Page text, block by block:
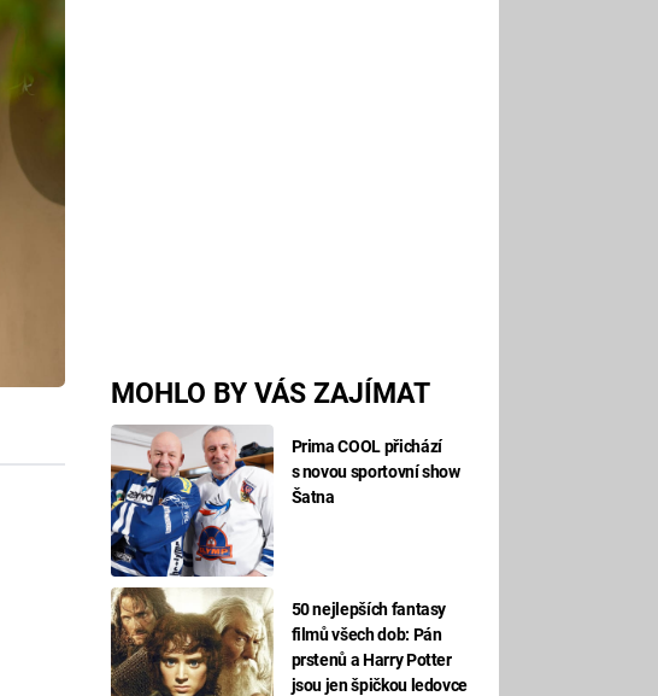
MOHLO BY VÁS ZAJÍMAT
Prima COOL přichází
s novou sportovní show
Šatna
50 nejlepších fantasy
filmů všech dob: Pán
prstenů a Harry Potter
jsou jen špičkou ledovce